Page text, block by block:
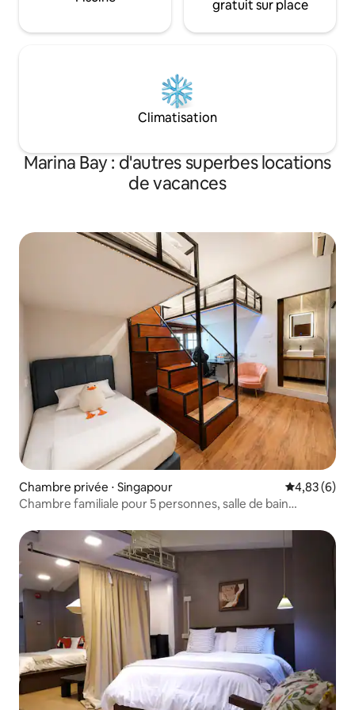
gratuit sur place
Climatisation
Marina Bay : d'autres superbes locations
de vacances
Chambre privée ⋅ Singapour Évaluation
4,83 (6)
Chambre familiale pour 5 personnes, salle de bain